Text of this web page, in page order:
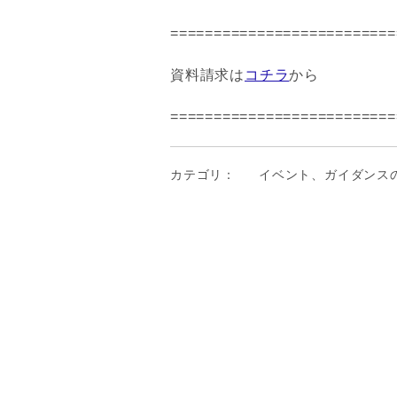
資料請求は コチラから
カテゴリ： イベント、ガイダンス